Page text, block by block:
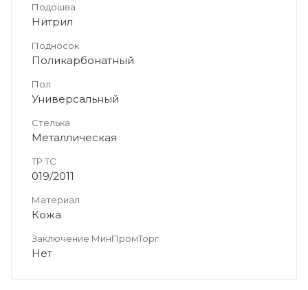
Подошва
Нитрил
Подносок
Поликарбонатный
Пол
Универсальный
Стелька
Металлическая
ТР ТС
019/2011
Материал
Кожа
Заключение МинПромТорг
Нет